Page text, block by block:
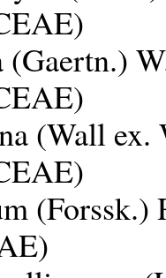
)
(Gaertn.)
)
(Wall ex.
)
(Forssk.)
)